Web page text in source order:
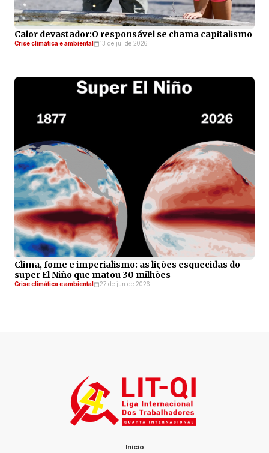
Calor devastador:O responsável se chama capitalismo
Crise climática e ambiental 13 de jul de 2026
Clima, fome e imperialismo: as lições esquecidas do
super El Niño que matou 30 milhões
Crise climática e ambiental 27 de jun de 2026
Início